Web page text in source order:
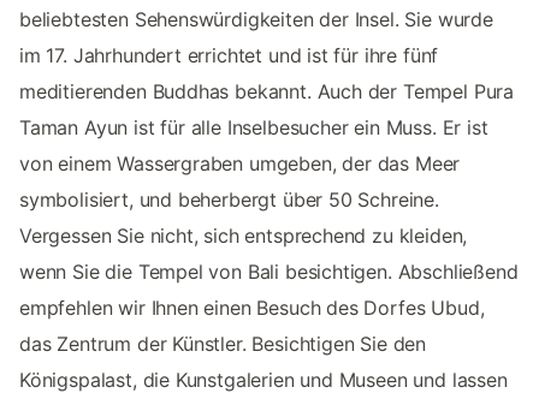
beliebtesten Sehenswürdigkeiten der Insel. Sie wurde
im 17. Jahrhundert errichtet und ist für ihre fünf
meditierenden Buddhas bekannt. Auch der Tempel Pura
Taman Ayun ist für alle Inselbesucher ein Muss. Er ist
von einem Wassergraben umgeben, der das Meer
symbolisiert, und beherbergt über 50 Schreine.
Vergessen Sie nicht, sich entsprechend zu kleiden,
wenn Sie die Tempel von Bali besichtigen. Abschließend
empfehlen wir Ihnen einen Besuch des Dorfes Ubud,
das Zentrum der Künstler. Besichtigen Sie den
Königspalast, die Kunstgalerien und Museen und lassen